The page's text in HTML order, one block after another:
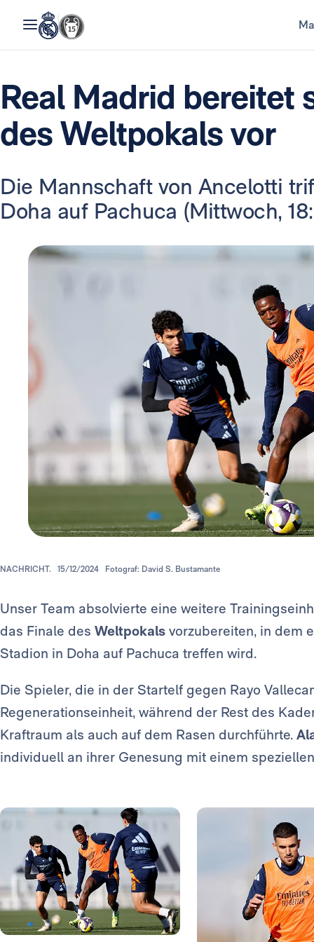
Real Madrid bereitet
des Weltpokals vor
Die Mannschaft von Ancelotti
Doha auf Pachuca (Mittwoch,
NACHRICHT. 15/12/2024 Fotograf: David S. Bustamante
Unser Team absolvierte eine weitere
das Finale des Weltpokals vorzubereiten, in dem
Stadion in Doha auf Pachuca treffen wird.
Die Spieler, die in der Startelf gegen Rayo
Regenerationseinheit, während der Rest des
Kraftraum als auch auf dem Rasen durchführte.
individuell an ihrer Genesung mit einem